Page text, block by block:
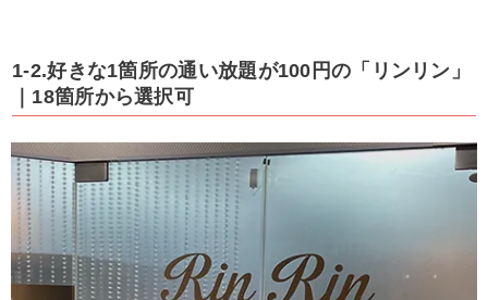
1-2.好きな1箇所の通い放題が100円の「リンリン」
｜18箇所から選択可